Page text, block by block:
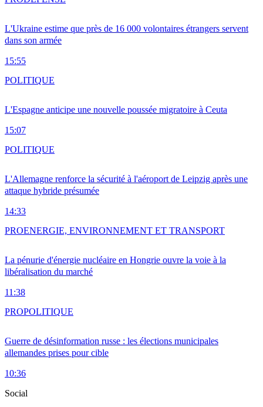
L'Ukraine estime que près de 16 000 volontaires étrangers servent
dans son armée
15:55
L'Espagne anticipe une nouvelle poussée migratoire à Ceuta
15:07
POLITIQUE
L'Allemagne renforce la sécurité à l'aéroport de Leipzig après une
attaque hybride présumée
14:33
POLITIQUE
La pénurie d'énergie nucléaire en Hongrie ouvre la voie à la
libéralisation du marché
11:38
PROENERGIE, ENVIRONNEMENT ET TRANSPORT
Guerre de désinformation russe : les élections municipales
allemandes prises pour cible
10:36
PROPOLITIQUE
Social